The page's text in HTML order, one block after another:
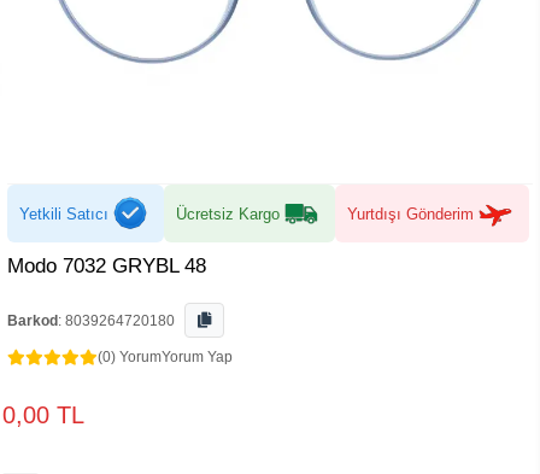
Yetkili Satıcı Ücretsiz Kargo Yurtdışı Gönderim
Modo 7032 GRYBL 48
Barkod : 8039264720180
(0) YorumYorum Yap
0,00 TL